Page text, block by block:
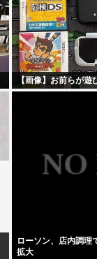
【画像】お前らが
ローソン、店内調理
拡大